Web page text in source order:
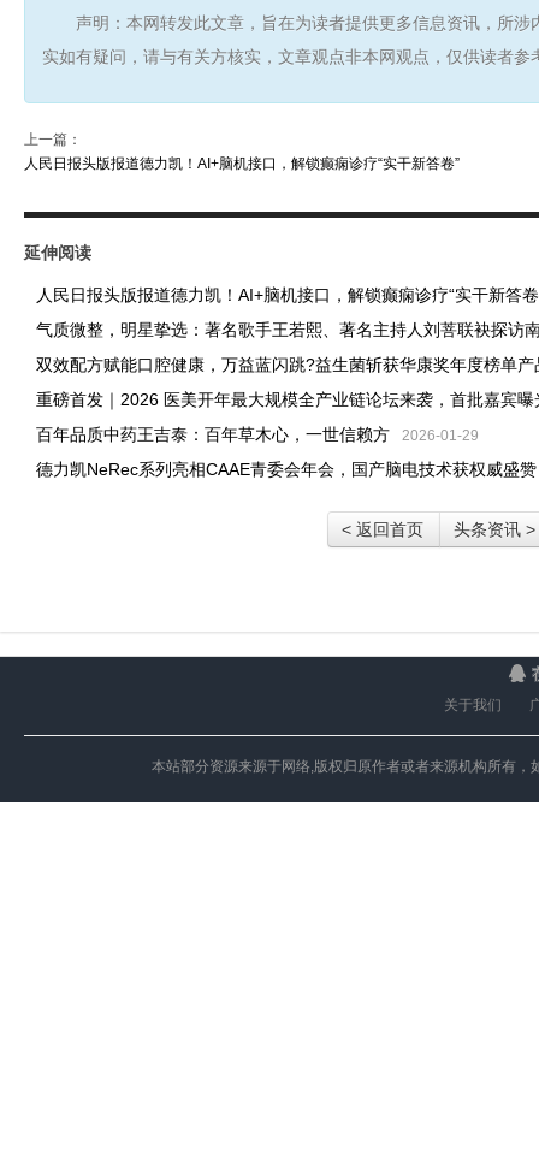
声明：本网转发此文章，旨在为读者提供更多信息资讯，所
实如有疑问，请与有关方核实，文章观点非本网观点，仅供读者参
上一篇：
人民日报头版报道德力凯！AI+脑机接口，解锁癫痫诊疗“实干新答卷”
延伸阅读
人民日报头版报道德力凯！AI+脑机接口，解锁癫痫诊疗“实干新答卷
气质微整，明星挚选：著名歌手王若熙、著名主持人刘菩联袂探访
双效配方赋能口腔健康，万益蓝闪跳?益生菌斩获华康奖年度榜单产
重磅首发｜2026 医美开年最大规模全产业链论坛来袭，首批嘉宾
百年品质中药王吉泰：百年草木心，一世信赖方
2026-01-29
德力凯NeRec系列亮相CAAE青委会年会，国产脑电技术获权威盛赞
< 返回首页 头条资讯 >
关于我们
本站部分资源来源于网络,版权归原作者或者来源机构所有